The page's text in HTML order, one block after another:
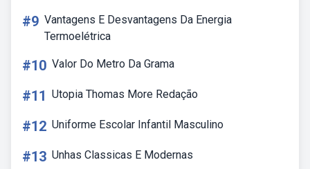
#9 Vantagens E Desvantagens Da Energia
Termoelétrica
#10 Valor Do Metro Da Grama
#11 Utopia Thomas More Redação
#12 Uniforme Escolar Infantil Masculino
#13 Unhas Classicas E Modernas